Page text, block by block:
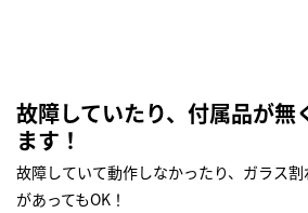
故障していたり、付属品が無
ます！
故障していて動作しなかったり、ガラス
があってもOK！